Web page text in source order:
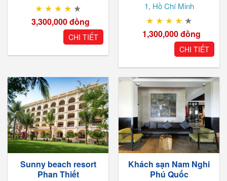
★ ★ ★ ★ ★
3,300,000đồng
CHI TIẾT
1, Hồ Chí Minh
★ ★ ★ ★ ★
1,300,000đồng
CHI TIẾT
Sunny beach resort
Phan Thiết
Khách sạn Nam Nghi
Phú Quốc